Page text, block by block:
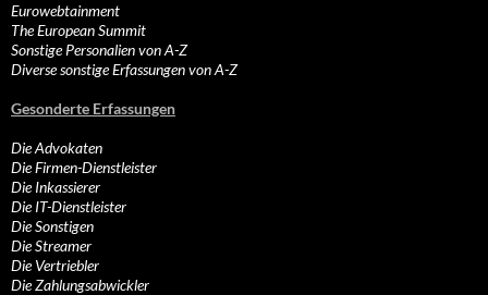
Eurowebtainment
The European Summit
Sonstige Personalien von A-Z
Diverse sonstige Erfassungen von A-Z
Gesonderte Erfassungen
Die Advokaten
Die Firmen-Dienstleister
Die Inkassierer
Die IT-Dienstleister
Die Sonstigen
Die Streamer
Die Vertriebler
Die Zahlungsabwickler